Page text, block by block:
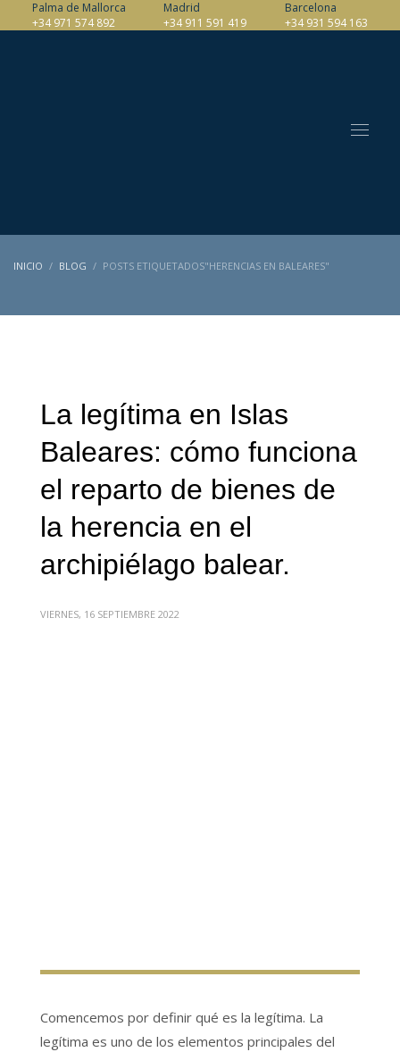
Palma de Mallorca
+34 971 574 892
Madrid
+34 911 591 419
Barcelona
+34 931 594 163
INICIO BLOG POSTS ETIQUETADOS"HERENCIAS EN BALEARES"
La legítima en Islas
Baleares: cómo funciona
el reparto de bienes de
la herencia en el
archipiélago balear.
VIERNES, 16 SEPTIEMBRE 2022
Comencemos por definir qué es la legítima. La
legítima es uno de los elementos principales del